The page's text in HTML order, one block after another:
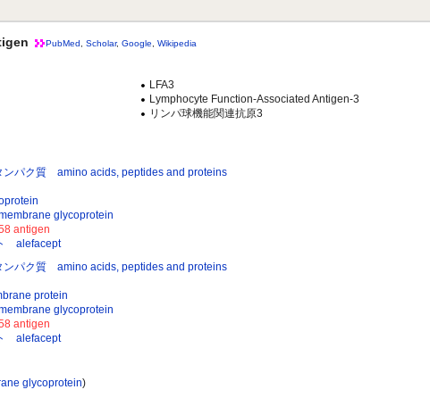
PubMed Scholar, Google Wikipedia
LFA3
Lymphocyte Function-Associated Antigen-3
リンパ球機能関連抗原3
ンパク質 amino acids, peptides and proteins
glycoprotein
antigen
alefacept
ンパク質 amino acids, peptides and proteins
protein
glycoprotein
antigen
alefacept
glycoprotein)